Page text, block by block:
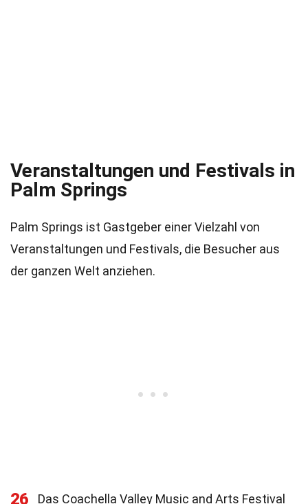
Veranstaltungen und Festivals in
Palm Springs
Palm Springs ist Gastgeber einer Vielzahl von
Veranstaltungen und Festivals, die Besucher aus
der ganzen Welt anziehen.
26 Das Coachella Valley Music and Arts Festival